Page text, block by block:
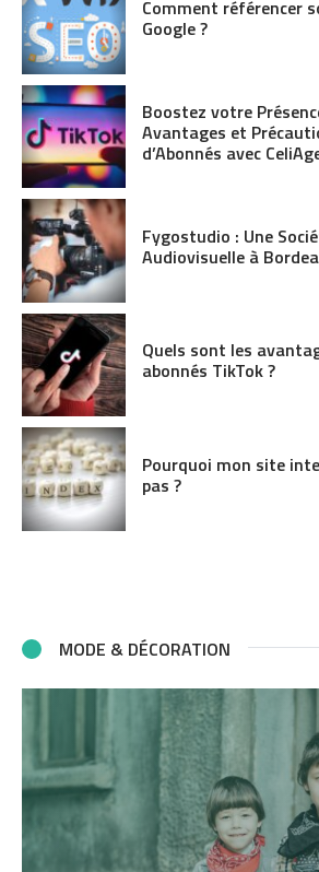
Comment référencer
Google ?
Boostez votre
Avantages et
d’Abonnés avec
Fygostudio : Une
Audiovisuelle à
Quels sont les
abonnés TikTok ?
Pourquoi mon site
pas ?
MODE & DÉCORATION